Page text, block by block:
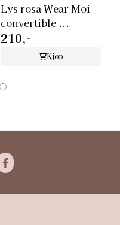
Lys rosa Wear Moi
convertible ...
210,-
Kjøp